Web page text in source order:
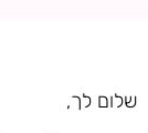
שלום לך,